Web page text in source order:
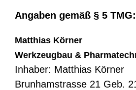
Angaben gemäß § 5 TMG:
Matthias Körner
Werkzeugbau &
Inhaber: Matthias Körner
Brunhamstrasse 21 Geb.